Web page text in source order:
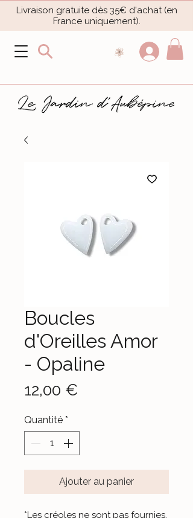
Livraison gratuite dès 35€ d'achat (en
France uniquement).​
Boucles
d'Oreilles Amor
- Opaline
12,00 €
Quantité *
Ajouter au panier
*Les créoles ne sont pas fournies.